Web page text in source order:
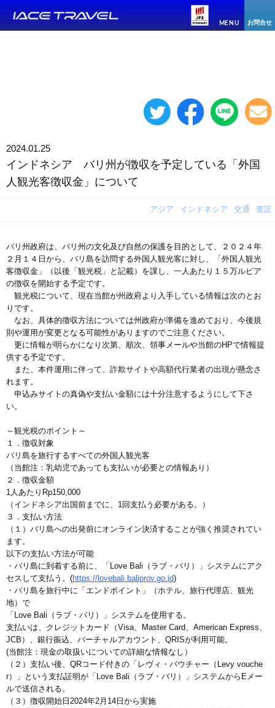
MENU お問合せ
2024.01.25
インドネシア バリ州が徴収を予定している「外国
人観光客徴収金」について
アジア インドネシア 交通 査証
バリ州政府は、バリ州の文化及び自然の保護を目的として、２０２４年
２月１４日から、バリ島を訪問する外国人観光客に対し、「外国人観光
客徴収金」（以後「観光税」と記載）を課し、一人あたり１５万ルピア
の徴収を開始する予定です。
観光税について、現在当館が州政府より入手している情報は次のとお
りです。
なお、具体的徴収方法については州政府が準備を進めており、今後規
則や運用が変更となる可能性がありますのでご注意ください。
更に情報が明らかになり次第、順次、領事メールや当館のHPで情報提
供する予定です。
また、本件運用に伴って、詐欺サイトや高額代行業者の出現が懸念さ
れます。
申込みサイトの真偽や支払い金額には十分注意するようにして下さ
い。
～観光税のポイント～
１．徴収対象
バリ島を旅行するすべての外国人観光客
（当館注：乳幼児であっても支払いが必要との情報あり）
２．徴収金額
1人あたりRp150,000
（インドネシア出国前までに、1回支払う必要がある。）
３．支払い方法
（１）バリ島への出発前にオンライン決済することが強く推奨されてい
ます。
以下の支払い方法が可能
・バリ島に到着する前に、「Love Bali（ラブ・バリ）」システムにアク
セスして支払う。(https://lovebali.baliprov.go.id)
・バリ島を旅行中に「エンドポイント」（ホテル、旅行代理店、観光
地）で
「Love Bali（ラブ・バリ）」システムを使用する。
支払いは、クレジットカード（Visa、Master Card、American Express、
JCB）、銀行振込、バーチャルアカウント、QRISが利用可能。
(当館注：現金の取扱いについての詳細な情報なし）
（２）支払い後、QRコード付きの「レヴィ・バウチャー（Levy vouche
r）」という支払証明が「Love Bali（ラブ・バリ）」システムからEメー
ルで送信される。
（３）徴収開始日2024年2月14日から実施